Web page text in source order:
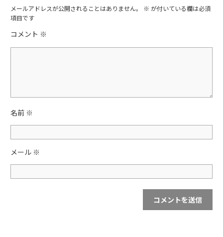
e
b
o
er
メールアドレスが公開されることはありません。 ※ が付いている欄は必須
項目です
コメント ※
名前 ※
メール ※